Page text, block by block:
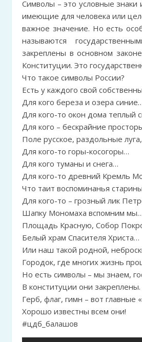
Символы – это условные знаки
имеющие для человека или
важное значение. Но есть
называются
закреплены в основном
Конституции. Это
Что такое символы России?
Есть у каждого свой
Для кого береза и озера
Для кого-то окон дома теплый
Для кого – бескрайние
Поле русское, раздольные луга,
Для кого-то горы-косогоры…
Для кого туманы и снега…
Для кого-то древний Кремль
Что таит воспоминанья
Для кого-то – грозный лик
Шапку Мономаха вспомним мы…
Площадь Красную, Собор
Белый храм Спасителя Христа…
Или наш такой родной,
Городок, где многих жизнь
Но есть символы – мы знаем,
В конституции они закреплены.
Герб, флаг, гимн – вот главные
Хорошо известны всем они!
#цдб_балашов